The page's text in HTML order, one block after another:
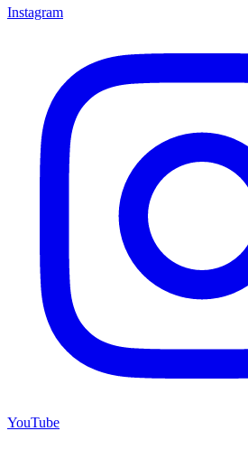
Instagram
YouTube